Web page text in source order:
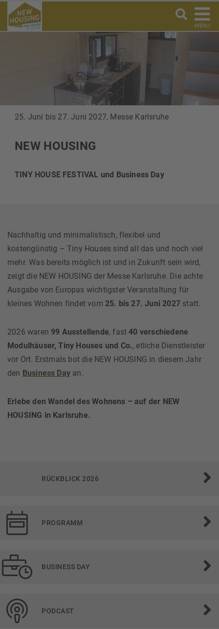
MENU
25. Juni bis 27. Juni 2027, Messe Karlsruhe
NEW HOUSING
TINY HOUSE FESTIVAL und Business Day
Nachhaltig und minimalistisch, flexibel und
kostengünstig – Tiny Houses sind all das und noch viel
mehr. Was bereits möglich ist und in Zukunft sein wird,
zeigt die NEW HOUSING der Messe Karlsruhe. Die achte
Ausgabe von Europas wichtigster Veranstaltung für
kleines Wohnen findet vom 25. bis 27. Juni 2027statt.
2026 waren 99 Ausstellende, fast40 verschiedene
Modulhäuser, Tiny Houses und Co., etliche Dienstleister
vor Ort. Erstmals bot die NEW HOUSING in diesem Jahr
den Business Day an.
Erlebe den Wandel des Wohnens – auf der NEW
HOUSING in Karlsruhe.
RÜCKBLICK 2026
PROGRAMM
BUSINESS DAY
PODCAST